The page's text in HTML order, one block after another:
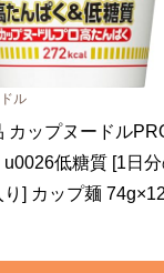
ル
カップヌードル
u0026低糖質 [1日
] カップ麺